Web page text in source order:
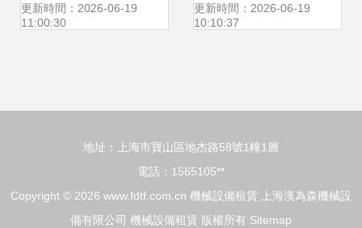
備，實惠價格，助
更新時間：2026-06-19
11:00:30
雙輪驅動下的市場
更新時間：2026-06-19
10:10:37
地址：上海市寶山區地杰路58號1幢1層
電話：1565105**
Copyright © 2026 www.fdtf.com.cn 機械設備租賃
上海漢為森機械設
備有限公司 機械設備租賃 版權所有 Sitemap